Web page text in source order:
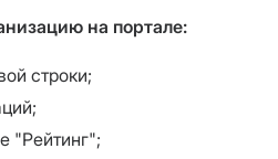
на портале:
строки;
"Рейтинг";